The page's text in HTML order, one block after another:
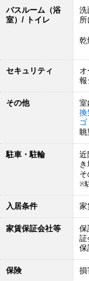
バスルーム（浴
室）/ トイレ
洗
乾
セキュリティ
報
その他 室
換
駐車・駐輪
近
※
入居条件 家
家賃保証会社等
証
保
保険 損